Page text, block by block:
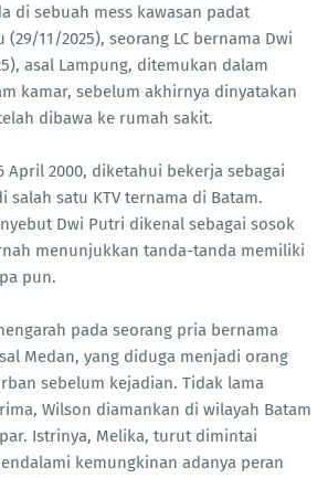
di sebuah mess kawasan padat
11/2025), seorang LC bernama Dwi
asal Lampung, ditemukan dalam
kamar, sebelum akhirnya dinyatakan
dibawa ke rumah sakit.
April 2000, diketahui bekerja sebagai
salah satu KTV ternama di Batam.
Dwi Putri dikenal sebagai sosok
menunjukkan tanda-tanda memiliki
pun.
pada seorang pria bernama
Medan, yang diduga menjadi orang
sebelum kejadian. Tidak lama
Wilson diamankan di wilayah Batam
Istrinya, Melika, turut dimintai
kemungkinan adanya peran